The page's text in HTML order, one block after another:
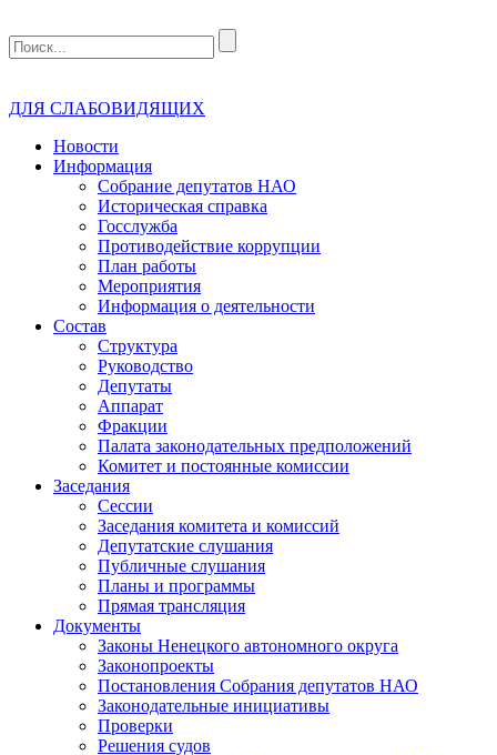
ДЛЯ СЛАБОВИДЯЩИХ
Новости
Информация
Собрание депутатов НАО
Историческая справка
Госслужба
Противодействие коррупции
План работы
Мероприятия
Информация о деятельности
Состав
Структура
Руководство
Депутаты
Аппарат
Фракции
Палата законодательных предположений
Комитет и постоянные комиссии
Заседания
Сессии
Заседания комитета и комиссий
Депутатские слушания
Публичные слушания
Планы и программы
Прямая трансляция
Документы
Законы Ненецкого автономного округа
Законопроекты
Постановления Собрания депутатов НАО
Законодательные инициативы
Проверки
Решения судов